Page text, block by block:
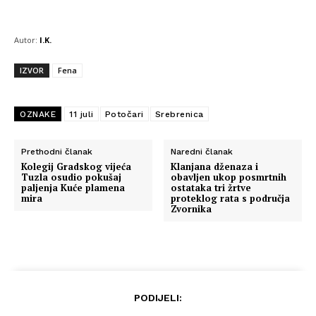
Autor: I.K.
IZVOR Fena
OZNAKE 11 juli Potočari Srebrenica
Prethodni članak
Kolegij Gradskog vijeća
Tuzla osudio pokušaj
paljenja Kuće plamena
mira
Naredni članak
Klanjana dženaza i
obavljen ukop posmrtnih
ostataka tri žrtve
proteklog rata s područja
Zvornika
PODIJELI: